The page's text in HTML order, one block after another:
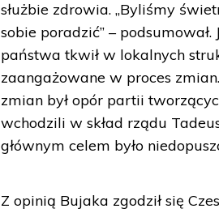
służbie zdrowia. „Byliśmy
sobie poradzić” –
państwa tkwił w lokalnych
zaangażowane w proces
zmian był opór partii
wchodzili w skład rządu
głównym celem było
Z opinią Bujaka zgodził się